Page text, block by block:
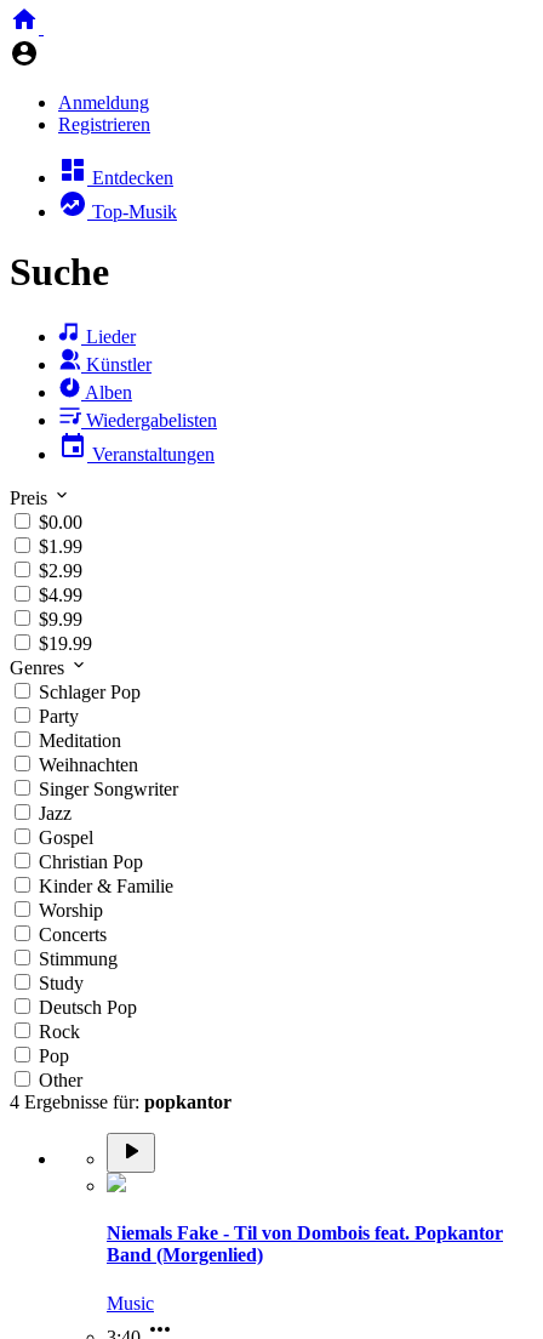
Anmeldung
Registrieren
Entdecken
Top-Musik
Suche
Lieder
Künstler
Alben
Wiedergabelisten
Veranstaltungen
Preis
$0.00
$1.99
$2.99
$4.99
$9.99
$19.99
Genres
Schlager Pop
Party
Meditation
Weihnachten
Singer Songwriter
Jazz
Gospel
Christian Pop
Kinder & Familie
Worship
Concerts
Stimmung
Study
Deutsch Pop
Rock
Pop
Other
4 Ergebnisse für: popkantor
Niemals Fake - Til von Dombois feat. Popkantor
Band (Morgenlied)
Music